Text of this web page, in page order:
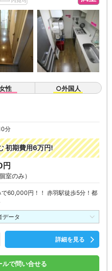
性 ○外国人
分
初期費用6万円!
室のみ）
60,000円！！ 赤羽駅徒歩5分！都
データ
詳細を見る
ルで問い合せる